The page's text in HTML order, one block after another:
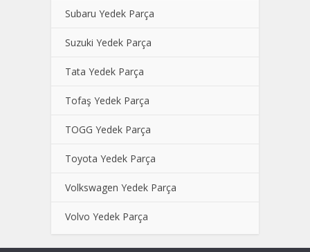
Subaru Yedek Parça
Suzuki Yedek Parça
Tata Yedek Parça
Tofaş Yedek Parça
TOGG Yedek Parça
Toyota Yedek Parça
Volkswagen Yedek Parça
Volvo Yedek Parça